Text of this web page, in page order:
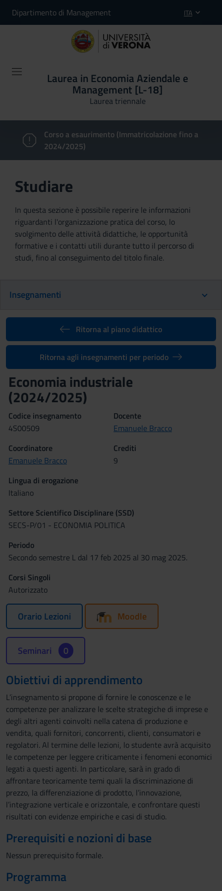
Dipartimento di Management ITA
Laurea in Economia Aziendale e
Management [L-18]
Laurea triennale
Corso a esaurimento (Immatricolazione fino a
2024/2025)
Studiare
In questa sezione è possibile reperire le informazioni
riguardanti l'organizzazione pratica del corso, lo
svolgimento delle attività didattiche, le opportunità
formative e i contatti utili durante tutto il percorso di
studi, fino al conseguimento del titolo finale.
Insegnamenti
Ritorna al piano didattico
Ritorna agli insegnamenti per periodo
Economia industriale
(2024/2025)
Codice insegnamento
4S00509
Docente
Emanuele Bracco
Coordinatore
Emanuele Bracco
Crediti
9
Lingua di erogazione
Italiano
Settore Scientifico Disciplinare (SSD)
SECS-P/01 - ECONOMIA POLITICA
Periodo
Secondo semestre L dal 17 feb 2025 al 30 mag 2025.
Corsi Singoli
Autorizzato
Orario Lezioni Moodle
Seminari 0
Obiettivi di apprendimento
L’insegnamento si propone di fornire le conoscenze e le
competenze per analizzare le scelte strategiche di imprese e
degli altri agenti coinvolti nella catena di produzione e
vendita, quali fornitori, concorrenti, clienti, consumatori e
regolatori. Al termine delle lezioni, lo studente avrà acquisito
le competenze per leggere criticamente i fenomeni economici
legati a questi agenti. In particolare, sarà in grado di
affrontare teoricamente temi quali la discriminazione di
prezzo, la differenziazione di prodotto, l’innovazione,
l’integrazione verticale e orizzontale, e confrontare questi
risultati con evidenze empiriche e casi di studio.
Prerequisiti e nozioni di base
Nessun prerequisito formale.
Programma